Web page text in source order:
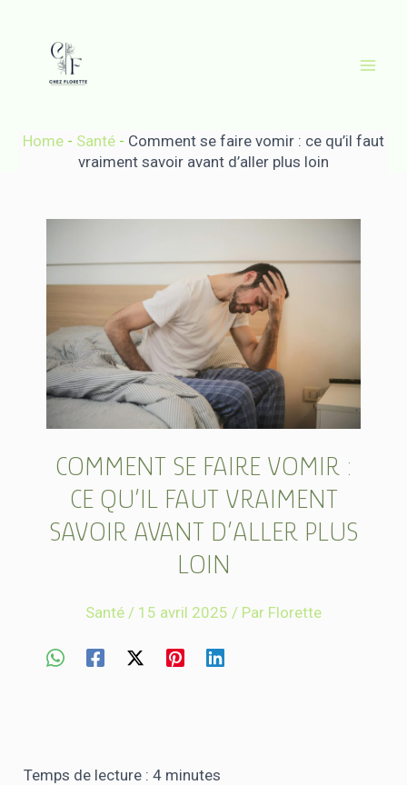
contenu
Home - Santé - Comment se faire vomir : ce qu’il faut
vraiment savoir avant d’aller plus loin
COMMENT SE FAIRE VOMIR :
CE QU’IL FAUT VRAIMENT
SAVOIR AVANT D’ALLER PLUS
LOIN
Santé / 15 avril 2025 / Par Florette
Temps de lecture :4 minutes